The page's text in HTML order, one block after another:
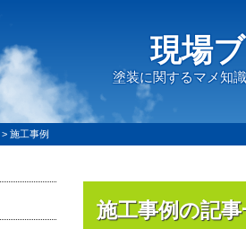
現場
塗装に関するマメ知
> 施工事例
施工事例の記